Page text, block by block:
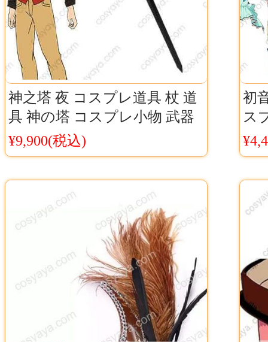
神之塔 夜 コスプレ道具 杖 道
具 神の塔 コスプレ小物 武器
コスプレ コスチューム 神之
塔 -Tower of God-
¥9,900(税込)
初
ス
呼
フ